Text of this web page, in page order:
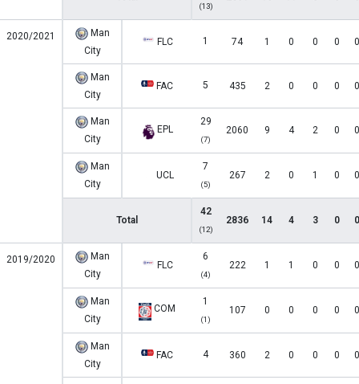
(13)
2020/2021
Man
City
FLC 1 74 1 0 0 0 0
Man
City
FAC 5 435 2 0 0 0 0
Man
City
EPL
29
(7)
2060 9 4 2 0 0
Man
City
UCL
7
(5)
267 2 0 1 0 0
Total
42
(12)
2836 14 4 3 0 0
2019/2020
Man
City
FLC
6
(4)
222 1 1 0 0 0
Man
City
COM
1
(1)
107 0 0 0 0 0
Man
City
FAC 4 360 2 0 0 0 0